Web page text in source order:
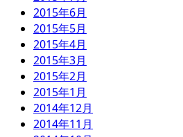
2015年6月
2015年5月
2015年4月
2015年3月
2015年2月
2015年1月
2014年12月
2014年11月